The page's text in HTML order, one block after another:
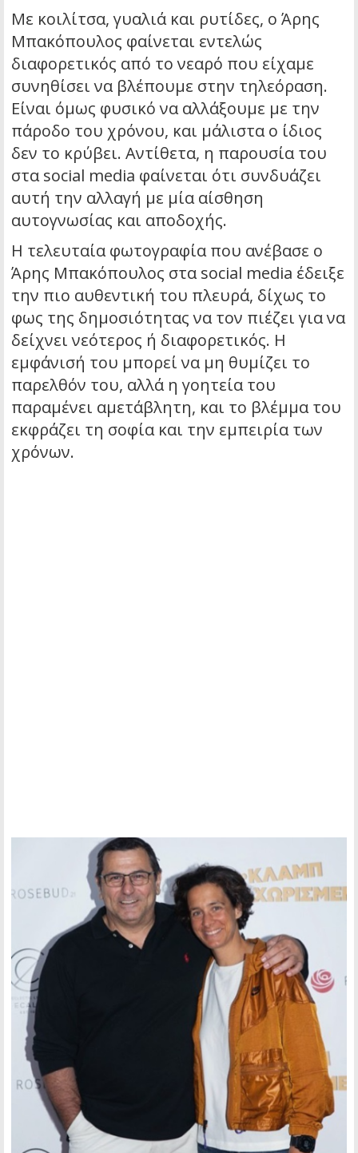
Με κοιλίτσα, γυαλιά και ρυτίδες, ο Άρης
Μπακόπουλος φαίνεται εντελώς
διαφορετικός από το νεαρό που είχαμε
συνηθίσει να βλέπουμε στην τηλεόραση.
Είναι όμως φυσικό να αλλάξουμε με την
πάροδο του χρόνου, και μάλιστα ο ίδιος
δεν το κρύβει. Αντίθετα, η παρουσία του
στα social media φαίνεται ότι συνδυάζει
αυτή την αλλαγή με μία αίσθηση
αυτογνωσίας και αποδοχής.
Η τελευταία φωτογραφία που ανέβασε ο
Άρης Μπακόπουλος στα social media έδειξε
την πιο αυθεντική του πλευρά, δίχως το
φως της δημοσιότητας να τον πιέζει για να
δείχνει νεότερος ή διαφορετικός. Η
εμφάνισή του μπορεί να μη θυμίζει το
παρελθόν του, αλλά η γοητεία του
παραμένει αμετάβλητη, και το βλέμμα του
εκφράζει τη σοφία και την εμπειρία των
χρόνων.